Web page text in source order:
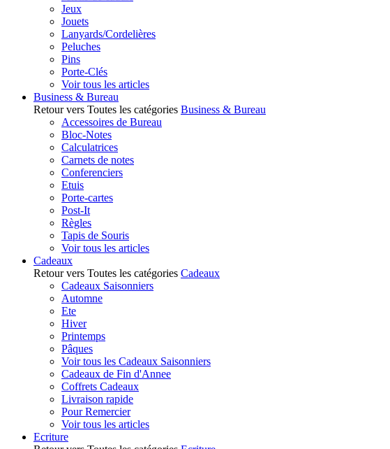
Jeux
Jouets
Lanyards/Cordelières
Peluches
Pins
Porte-Clés
Voir tous les articles
Business & Bureau
Retour vers Toutes les catégories Business & Bureau
Accessoires de Bureau
Bloc-Notes
Calculatrices
Carnets de notes
Conferenciers
Etuis
Porte-cartes
Post-It
Règles
Tapis de Souris
Voir tous les articles
Cadeaux
Retour vers Toutes les catégories Cadeaux
Cadeaux Saisonniers
Automne
Ete
Hiver
Printemps
Pâques
Voir tous les Cadeaux Saisonniers
Cadeaux de Fin d'Annee
Coffrets Cadeaux
Livraison rapide
Pour Remercier
Voir tous les articles
Ecriture